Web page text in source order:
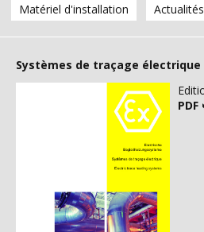
Matériel d'installation Actualités
Systèmes de traçage électrique
PDF